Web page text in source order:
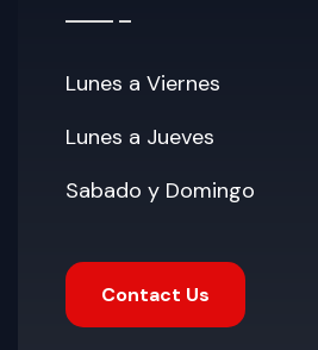
Lunes a Viernes
Lunes a Jueves
Sabado y Domingo
Contact Us